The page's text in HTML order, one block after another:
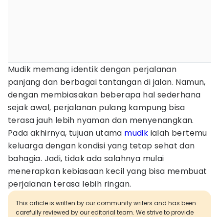
Mudik memang identik dengan perjalanan
panjang dan berbagai tantangan di jalan. Namun,
dengan membiasakan beberapa hal sederhana
sejak awal, perjalanan pulang kampung bisa
terasa jauh lebih nyaman dan menyenangkan.
Pada akhirnya, tujuan utama mudik ialah bertemu
keluarga dengan kondisi yang tetap sehat dan
bahagia. Jadi, tidak ada salahnya mulai
menerapkan kebiasaan kecil yang bisa membuat
perjalanan terasa lebih ringan.
This article is written by our community writers and has been
carefully reviewed by our editorial team. We strive to provide